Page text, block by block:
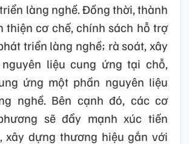
làng nghề. Đồng thời, thành
thiện cơ chế, chính sách hỗ trợ
triển làng nghề; rà soát, xây
liệu cung ứng tại chỗ,
ứng một phần nguyên liệu
nghề. Bên cạnh đó, các cơ
sẽ đẩy mạnh xúc tiến
xây dựng thương hiệu gắn với